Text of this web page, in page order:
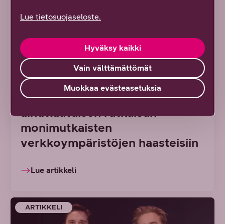
Uusi tapa hallinnoida suuria
lähiverkkoja: DNA Managed
Network Premium tarjoaa
ainutlaatuisen ratkaisun
monimutkaisten
verkkoympäristöjen haasteisiin
Lue artikkeli
ARTIKKELI
Lue tietosuojaseloste.
Vain välttämättömät
Hyväksy kaikki
Muokkaa evästeasetuksia